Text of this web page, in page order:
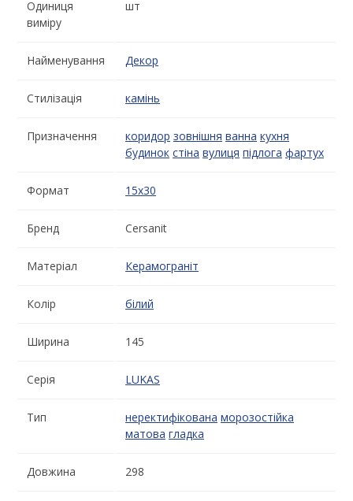
Одиниця
виміру
шт
Найменування Декор
Стилізація камінь
Призначення коридор зовнішня ванна кухня
будинок стіна вулиця підлога фартух
Формат 15x30
Бренд Cersanit
Матеріал Керамограніт
Колір білий
Ширина 145
Серія LUKAS
Тип неректифікована морозостійка
матова гладка
Довжина 298